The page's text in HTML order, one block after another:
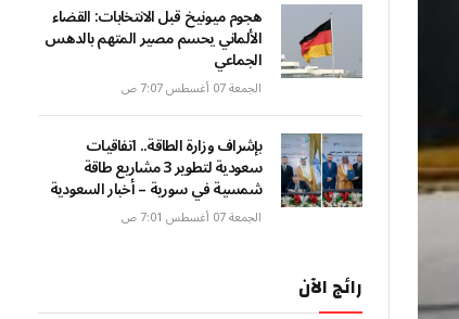
هجوم ميونيخ قبل الانتخابات: القضاء
الألماني يحسم مصير المتهم بالدهس
الجماعي
الجمعة 07 أغسطس 7:07 ص
بإشراف وزارة الطاقة.. اتفاقيات
سعودية لتطوير 3 مشاريع طاقة
شمسية في سورية – أخبار السعودية
الجمعة 07 أغسطس 7:01 ص
رائج الآن